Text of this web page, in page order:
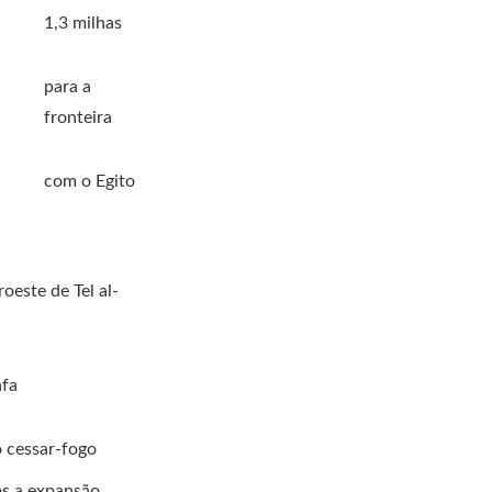
1,3 milhas
para a
fronteira
com o Egito
de Tel al-
cessar-fogo